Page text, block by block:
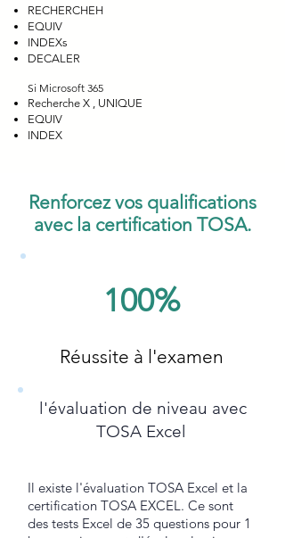
RECHERCHEH
EQUIV
INDEXs
DECALER
Si Microsoft 365
Recherche X , UNIQUE
EQUIV
INDEX
Renforcez vos qualifications
avec la certification TOSA.
100%
Réussite à l'examen
l'évaluation de niveau avec
TOSA Excel
Il existe l'évaluation TOSA Excel et la
certification TOSA EXCEL. Ce sont
des tests Excel de 35 questions pour 1